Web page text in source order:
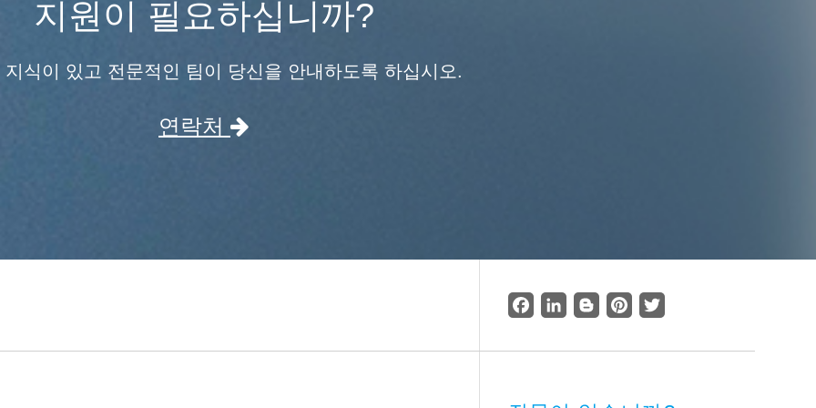
지원이 필요하십니까?
지식이 있고 전문적인 팀이 당신을 안내하도록 하십시오.
연락처
Facebook
LinkedInBloggerPinterestTwitter